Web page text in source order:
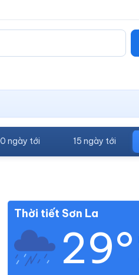
ngày tới 15 ngày tới
Thời tiết Sơn La
29°